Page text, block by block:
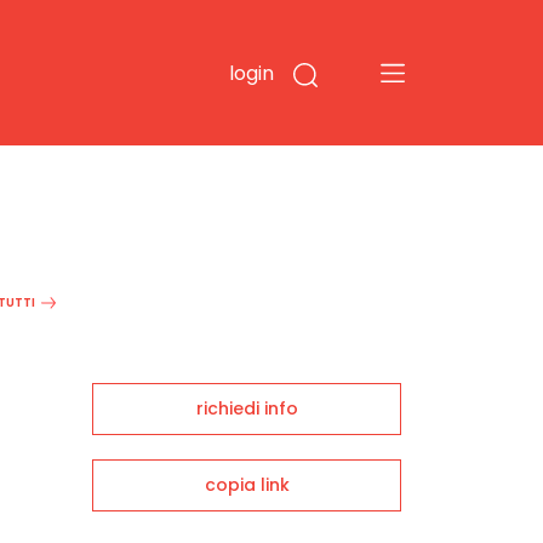
login
richiedi info
copia link